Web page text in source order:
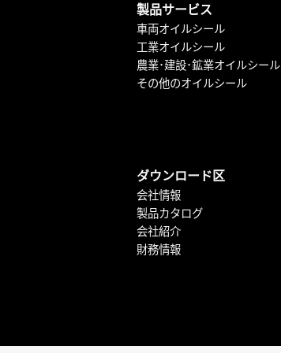
製品サービス
車両オイルシール
工業オイルシール
農業･建設･鉱業オイルシール
その他のオイルシール
ダウンロード区
会社情報
製品カタログ
会社紹介
財務情報